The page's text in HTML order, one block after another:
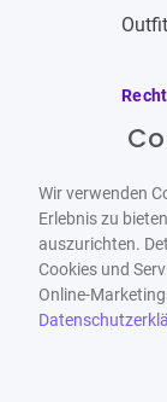
Wir verwenden
Erlebnis zu
auszurichten.
Cookies und
Online-